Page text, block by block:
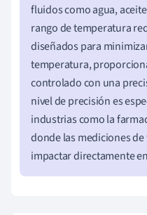
fluidos como agua,
rango de temperatura
diseñados para
temperatura,
controlado con una
nivel de precisión es
industrias como la
donde las mediciones
impactar directamente